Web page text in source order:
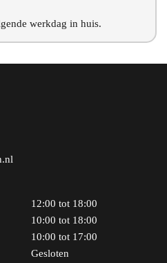
werkdag in huis.
12:00 tot 18:00
10:00 tot 18:00
10:00 tot 17:00
Gesloten